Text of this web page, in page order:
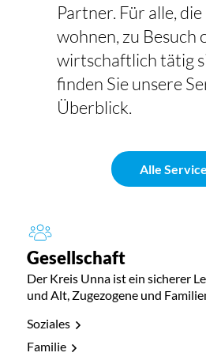
Partner. Für alle,
wohnen, zu Besuch
wirtschaftlich tätig
finden Sie unsere
Überblick.
Alle
Gesellschaft
Der Kreis Unna ist ein sicherer
und Alt, Zugezogene und
Soziales
Familie